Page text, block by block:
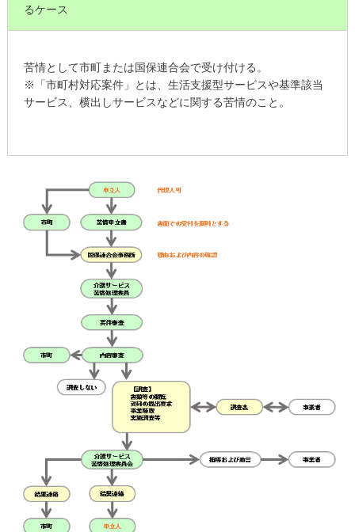
るケース
苦情として市町または国保連合会で受け付ける。
※「市町村対応案件」とは、生活支援型サービスや基準該当
サービス、横出しサービスなどに関する苦情のこと。